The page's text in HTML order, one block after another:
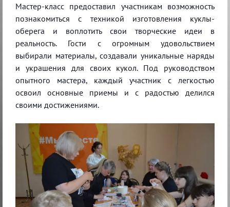
Мастер-класс предоставил участникам возможность
познакомиться с техникой изготовления куклы-
оберега и воплотить свои творческие идеи в
реальность. Гости с огромным удовольствием
выбирали материалы, создавали уникальные наряды
и украшения для своих кукол. Под руководством
опытного мастера, каждый участник с легкостью
освоил основные приемы и с радостью делился
своими достижениями.